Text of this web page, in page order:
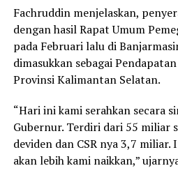
Fachruddin menjelaskan,
dengan hasil Rapat Umum
pada Februari lalu di
dimasukkan sebagai
Provinsi Kalimantan Selatan.
“Hari ini kami serahkan secara
Gubernur. Terdiri dari 55 miliar
deviden dan CSR nya 3,7 miliar.
akan lebih kami naikkan,”